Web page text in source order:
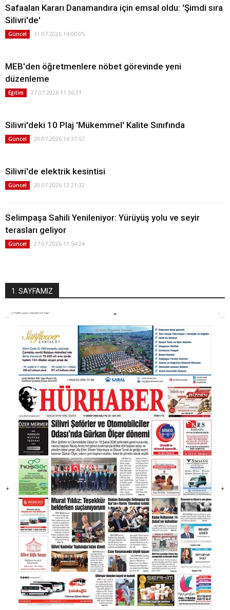
Safaalan Kararı Danamandıra için emsal oldu: 'Şimdi sıra
Silivri'de'
Güncel 31.07.2026 14:00:05
MEB'den öğretmenlere nöbet görevinde yeni
düzenleme
Eğitim 27.07.2026 11:36:31
Silivri'deki 10 Plaj 'Mükemmel' Kalite Sınıfında
Güncel 20.07.2026 14:37:57
Silivri'de elektrik kesintisi
Güncel 20.07.2026 13:21:32
Selimpaşa Sahili Yenileniyor: Yürüyüş yolu ve seyir
terasları geliyor
Güncel 27.07.2026 11:54:24
1. SAYFAMIZ